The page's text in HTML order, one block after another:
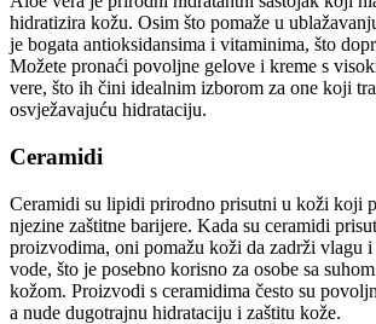
hidratizira kožu. Osim što pomaže u
je bogata antioksidansima i vitaminima, što
Možete pronaći povoljne gelove i kreme s
vere, što ih čini idealnim izborom za one koji
osvježavajuću hidrataciju.
Ceramidi
Ceramidi su lipidi prirodno prisutni u koži koji
njezine zaštitne barijere. Kada su ceramidi
proizvodima, oni pomažu koži da zadrži vlagu
vode, što je posebno korisno za osobe sa
kožom. Proizvodi s ceramidima često su
a nude dugotrajnu hidrataciju i zaštitu kože.